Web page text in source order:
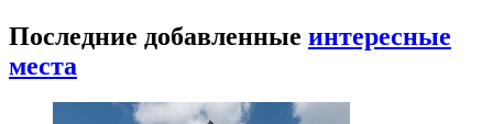
Последние добавленные интересные
места